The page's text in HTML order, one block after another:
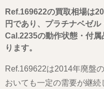
Ref.169622の買取相場は
円であり、プラチナベゼル
Cal.2235の動作状態・付
ります。
Ref.169622は2014年廃盤
おいても一定の需要が継